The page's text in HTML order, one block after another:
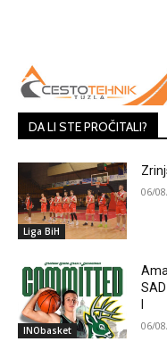
DA LI STE PROČITALI?
Liga BiH
06/
INObasket
I
06/